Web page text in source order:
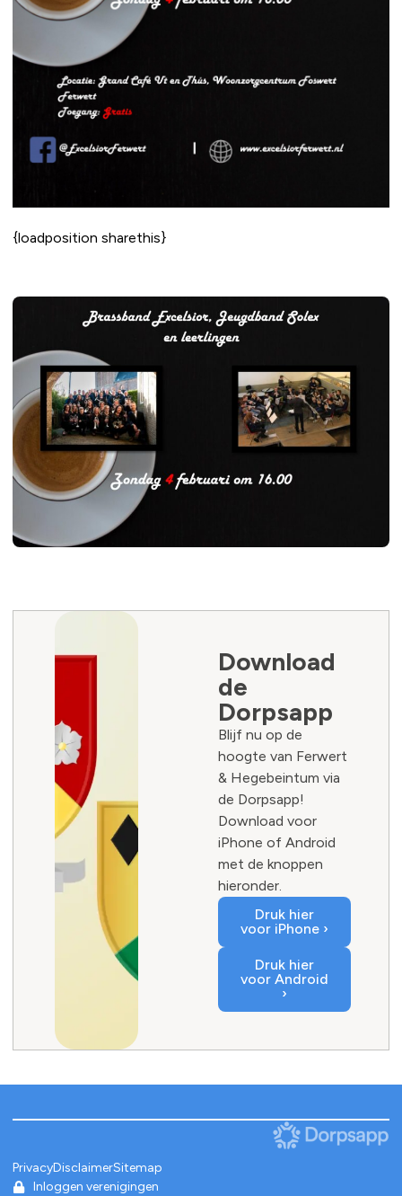
{loadposition sharethis}
Download
de
Dorpsapp
Blijf nu op de
hoogte van Ferwert
& Hegebeintum via
de Dorpsapp!
Download voor
iPhone of Android
met de knoppen
hieronder.
Druk hier
voor iPhone ›
Druk hier
voor Android
›
PrivacyDisclaimerSitemap
Inloggen verenigingen